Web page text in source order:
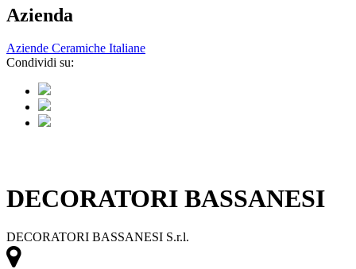
Azienda
Aziende Ceramiche Italiane
Condividi su:
DECORATORI BASSANESI
DECORATORI BASSANESI S.r.l.